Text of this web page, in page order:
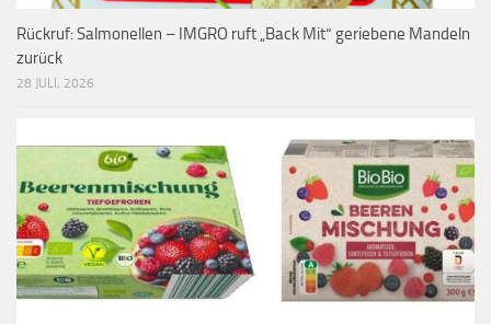
Rückruf: Salmonellen – IMGRO ruft „Back Mit“ geriebene Mandeln
zurück
28 JULI, 2026